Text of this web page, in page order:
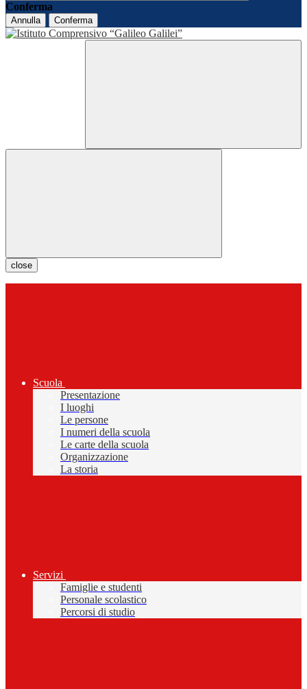
Conferma
Annulla Conferma
close
Scuola
Presentazione
I luoghi
Le persone
I numeri della scuola
Le carte della scuola
Organizzazione
La storia
Servizi
Famiglie e studenti
Personale scolastico
Percorsi di studio